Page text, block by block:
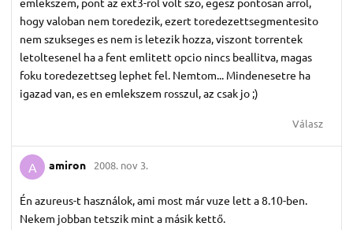
hogy valoban nem toredezik, ezert toredezettsegmentesito
nem szukseges es nem is letezik hozza, viszont torrentek
letoltesenel ha a fent emlitett opcio nincs beallitva, magas
foku toredezettseg lephet fel. Nemtom... Mindenesetre ha
igazad van, es en emlekszem rosszul, az csak jo ;)
Válasz
A amiron 2008. nov 3.
Én azureus-t használok, ami most már vuze lett a 8.10-ben.
Nekem jobban tetszik mint a másik kettő.